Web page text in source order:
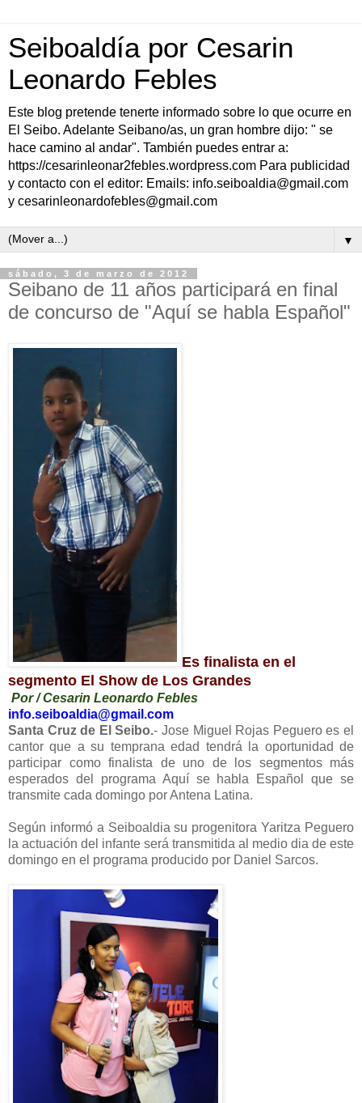
Seiboaldía por Cesarin
Leonardo Febles
Este blog pretende tenerte informado sobre lo que ocurre en
El Seibo. Adelante Seibano/as, un gran hombre dijo: " se
hace camino al andar". También puedes entrar a:
https://cesarinleonar2febles.wordpress.com Para publicidad
y contacto con el editor: Emails: info.seiboaldia@gmail.com
y cesarinleonardofebles@gmail.com
▼
sábado, 3 de marzo de 2012
Seibano de 11 años participará en final
de concurso de "Aquí se habla Español"
Es finalista en el
segmento El Show de Los Grandes
Por / Cesarin Leonardo Febles
info.seiboaldia@gmail.com
Santa Cruz de El Seibo.- Jose Miguel Rojas Peguero es el
cantor que a su temprana edad tendrá la oportunidad de
participar como finalista de uno de los segmentos más
esperados del programa Aquí se habla Español que se
transmite cada domingo por Antena Latina.
Según informó a Seiboaldia su progenitora Yaritza Peguero
la actuación del infante será transmitida al medio dia de este
domingo en el programa producido por Daniel Sarcos.